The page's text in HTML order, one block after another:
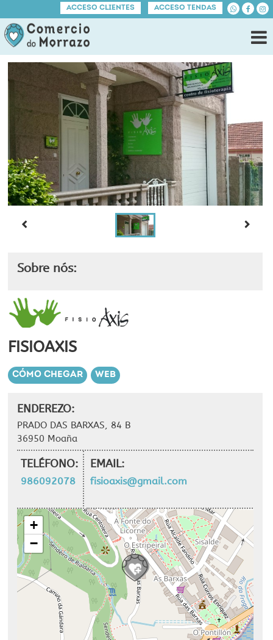
ACCESO CLIENTES ACCESO TENDAS
Sobre nós:
FISIOAXIS
CÓMO CHEGAR WEB
ENDEREZO:
PRADO DAS BARXAS, 84 B
36950 Moaña
TELÉFONO:
986092078
EMAIL:
fisioaxis@gmail.com
+
−